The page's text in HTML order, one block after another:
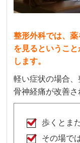
整形外科では、
を見るというこ
します。
軽い症状の場合
骨神経痛が改善さ
歩くとま
その場で